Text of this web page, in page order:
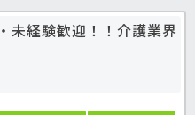
未経験歓迎！！介護業界